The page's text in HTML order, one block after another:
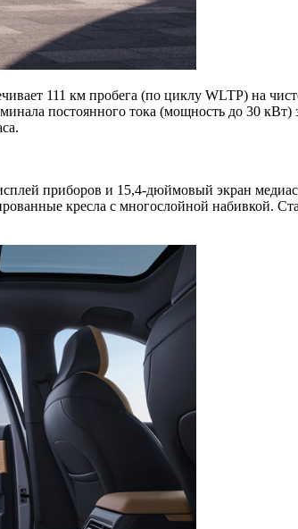
111 км пробега (по циклу WLTP) на
постоянного тока (мощность до 30
приборов и 15,4-дюймовый экран
кресла с многослойной набивкой.